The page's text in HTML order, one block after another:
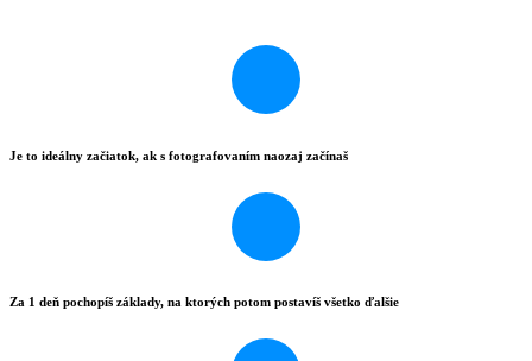
Je to ideálny začiatok, ak s fotografovaním naozaj začínaš
Za 1 deň pochopíš základy, na ktorých potom postavíš všetko ďalšie